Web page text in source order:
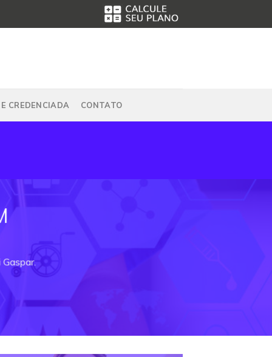
CREDENCIADA CONTATO